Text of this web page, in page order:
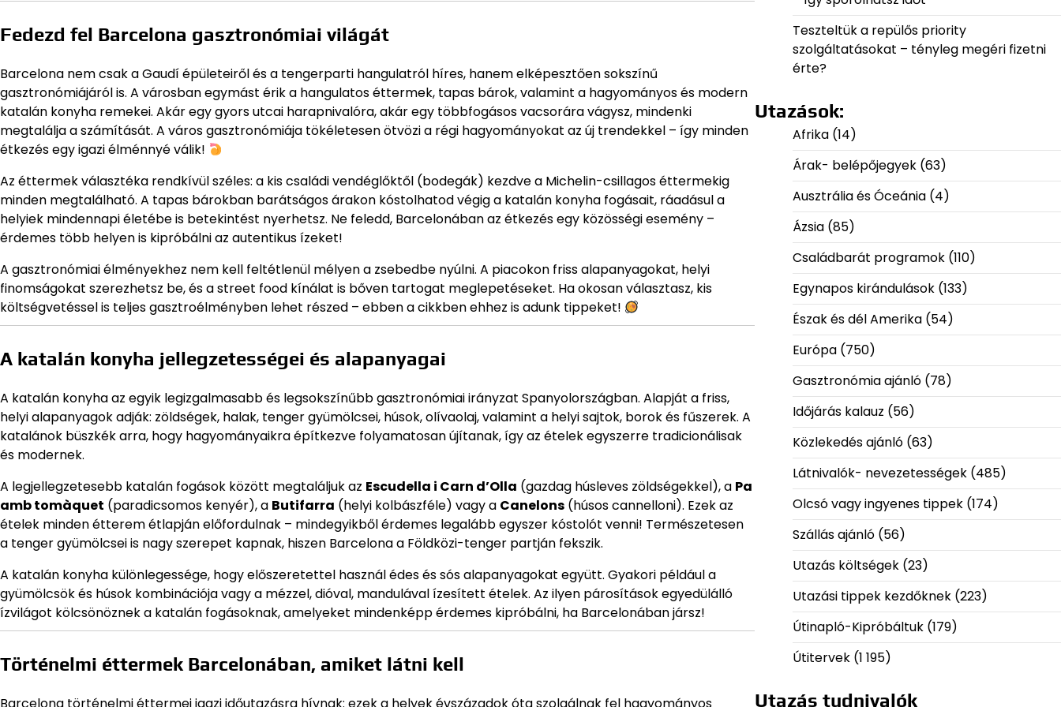
Fedezd fel Barcelona gasztronómiai világát
Barcelona nem csak a Gaudí épületeiről és a tengerparti hangulatról híres, hanem elképesztően sokszínű
gasztronómiájáról is. A városban egymást érik a hangulatos éttermek, tapas bárok, valamint a hagyományos és modern
katalán konyha remekei. Akár egy gyors utcai harapnivalóra, akár egy többfogásos vacsorára vágysz, mindenki
megtalálja a számítását. A város gasztronómiája tökéletesen ötvözi a régi hagyományokat az új trendekkel – így minden
étkezés egy igazi élménnyé válik!
Az éttermek választéka rendkívül széles: a kis családi vendéglőktől (bodegák) kezdve a Michelin-csillagos éttermekig
minden megtalálható. A tapas bárokban barátságos árakon kóstolhatod végig a katalán konyha fogásait, ráadásul a
helyiek mindennapi életébe is betekintést nyerhetsz. Ne feledd, Barcelonában az étkezés egy közösségi esemény –
érdemes több helyen is kipróbálni az autentikus ízeket!
A gasztronómiai élményekhez nem kell feltétlenül mélyen a zsebedbe nyúlni. A piacokon friss alapanyagokat, helyi
finomságokat szerezhetsz be, és a street food kínálat is bőven tartogat meglepetéseket. Ha okosan választasz, kis
költségvetéssel is teljes gasztroélményben lehet részed – ebben a cikkben ehhez is adunk tippeket!
A katalán konyha jellegzetességei és alapanyagai
A katalán konyha az egyik legizgalmasabb és legsokszínűbb gasztronómiai irányzat Spanyolországban. Alapját a friss,
helyi alapanyagok adják: zöldségek, halak, tenger gyümölcsei, húsok, olívaolaj, valamint a helyi sajtok, borok és fűszerek. A
katalánok büszkék arra, hogy hagyományaikra építkezve folyamatosan újítanak, így az ételek egyszerre tradicionálisak
és modernek.
A legjellegzetesebb katalán fogások között megtaláljuk az Escudella i Carn d’Olla (gazdag húsleves zöldségekkel), a Pa
amb tomàquet (paradicsomos kenyér), a Butifarra (helyi kolbászféle) vagy a Canelons (húsos cannelloni). Ezek az
ételek minden étterem étlapján előfordulnak – mindegyikből érdemes legalább egyszer kóstolót venni! Természetesen
a tenger gyümölcsei is nagy szerepet kapnak, hiszen Barcelona a Földközi-tenger partján fekszik.
A katalán konyha különlegessége, hogy előszeretettel használ édes és sós alapanyagokat együtt. Gyakori például a
gyümölcsök és húsok kombinációja vagy a mézzel, dióval, mandulával ízesített ételek. Az ilyen párosítások egyedülálló
ízvilágot kölcsönöznek a katalán fogásoknak, amelyeket mindenképp érdemes kipróbálni, ha Barcelonában jársz!
Történelmi éttermek Barcelonában, amiket látni kell
Barcelona történelmi éttermei igazi időutazásra hívnak: ezek a helyek évszázadok óta szolgálnak fel hagyományos
Teszteltük a repülős priority
szolgáltatásokat – tényleg megéri fizetni
érte?
Utazások:
Afrika(14)
Árak- belépőjegyek(63)
Ausztrália és Óceánia(4)
Ázsia(85)
Családbarát programok(110)
Egynapos kirándulások(133)
Észak és dél Amerika(54)
Európa(750)
Gasztronómia ajánló(78)
Időjárás kalauz (56)
Közlekedés ajánló(63)
Látnivalók- nevezetességek(485)
Olcsó vagy ingyenes tippek(174)
Szállás ajánló(56)
Utazás költségek(23)
Utazási tippek kezdőknek(223)
Útinapló-Kipróbáltuk(179)
Útitervek(1 195)
Utazás tudnivalók